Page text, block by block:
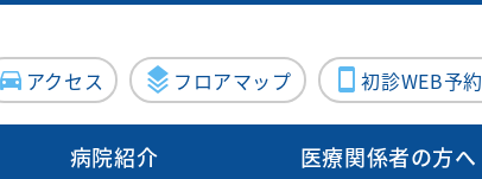
アクセス フロアマップ 初診WEB予約
病院紹介 医療関係者の方へ